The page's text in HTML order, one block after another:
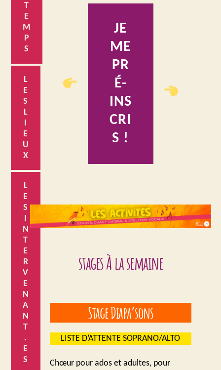
T
E
M
P
S
L
E
S
L
E
U
X
L
E
S
I
N
T
E
R
V
E
N
A
N
T
.
E
S
JE
ME
PR
É-
INS
CRI
S !
stages À la semaine
Stage Diapa’sons
LISTE D’ATTENTE SOPRANO/ALTO
Chœur pour ados et adultes, pour